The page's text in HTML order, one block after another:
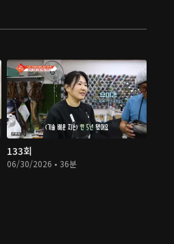
133회
06/30/2026 • 36분